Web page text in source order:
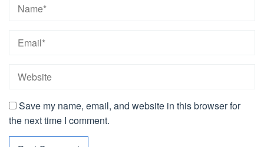
Save my name, email, and website in this browser for
the next time I comment.